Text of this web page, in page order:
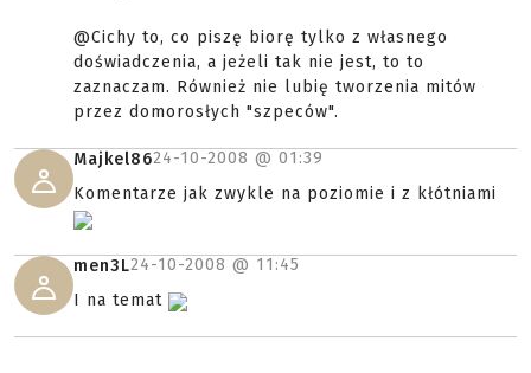
@Cichy to, co piszę biorę tylko z własnego
doświadczenia, a jeżeli tak nie jest, to to
zaznaczam. Również nie lubię tworzenia mitów
przez domorosłych "szpeców".
Majkel8624-10-2008 @ 01:39
Komentarze jak zwykle na poziomie i z kłótniami
men3L24-10-2008 @ 11:45
I na temat